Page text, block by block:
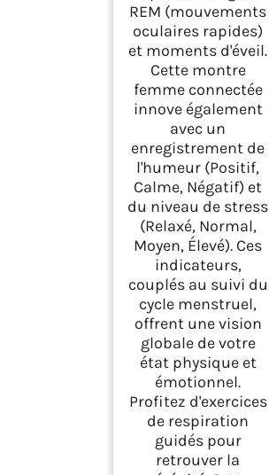
REM (mouvements
oculaires rapides)
et moments d'éveil.
Cette montre
femme connectée
innove également
avec un
enregistrement de
l'humeur (Positif,
Calme, Négatif) et
du niveau de stress
(Relaxé, Normal,
Moyen, Élevé). Ces
indicateurs,
couplés au suivi du
cycle menstruel,
offrent une vision
globale de votre
état physique et
émotionnel.
Profitez d'exercices
de respiration
guidés pour
retrouver la